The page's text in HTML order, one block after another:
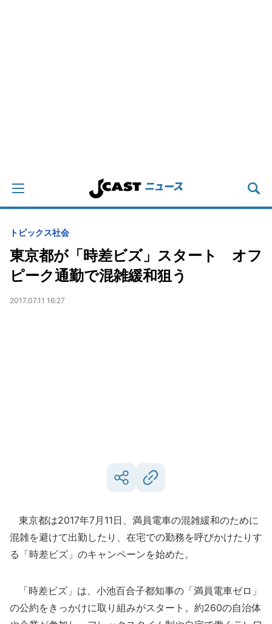
トピックス社会
東京都が「時差ビズ」スタート オフ
ピーク通勤で混雑緩和狙う
2017.07.11 16:27
東京都は2017年7月11日、満員電車の混雑緩和のために
混雑を避けて出勤したり、在宅での勤務を呼びかけたりす
る「時差ビズ」のキャンペーンを始めた。
「時差ビズ」は、小池百合子都知事の「満員電車ゼロ」
の公約をきっかけに取り組みがスタート。約260の自治体